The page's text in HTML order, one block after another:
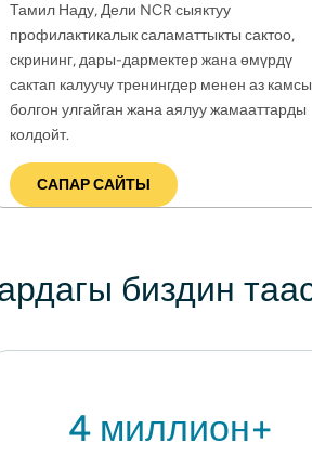
Тамил Наду, Дели NCR сыяктуу
профилактикалык саламаттыкты сактоо,
скрининг, дары-дармектер жана өмүрдү
сактап калуучу тренингдер менен аз
болгон улгайган жана аялуу жамааттарды
колдойт.
САПАР САЙТЫ
биздин
4 миллион+